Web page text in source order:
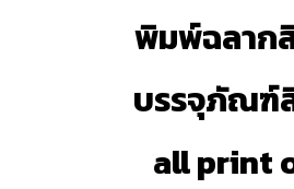
พิมพ์ฉลาก
บรรจุภัณฑ์
all print